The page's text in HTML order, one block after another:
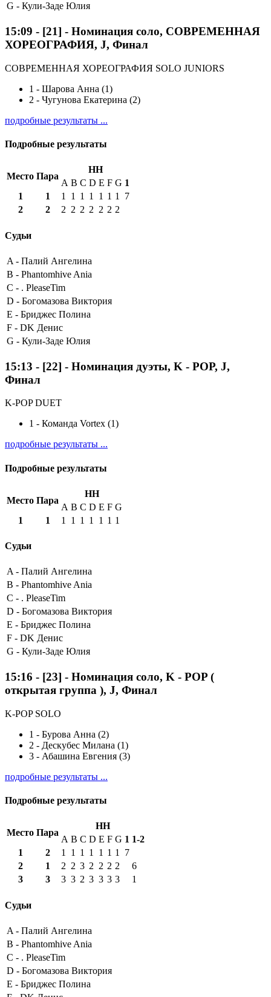
G - Кули-Заде Юлия
15:09 - [21] - Номинация соло, СОВРЕМЕННАЯ
ХОРЕОГРАФИЯ, J, Финал
СОВРЕМЕННАЯ ХОРЕОГРАФИЯ SOLO JUNIORS
1 - Шарова Анна (1)
2 - Чугунова Екатерина (2)
подробные результаты ...
Подробные результаты
Место Пара
HH
A B C D E F G 1
1
1 1 1 1 1 1 1 1
7
2
2 2 2 2 2 2 2 2
Судьи
A - Палий Ангелина
B - Phantomhive Ania
C - . PleaseTim
D - Богомазова Виктория
E - Бриджес Полина
F - DK Денис
G - Кули-Заде Юлия
15:13 - [22] - Номинация дуэты, K - POP, J,
Финал
K-POP DUET
1 - Команда Vortex (1)
подробные результаты ...
Подробные результаты
Место Пара
HH
A B C D E F G
1
1 1 1 1 1 1 1 1
Судьи
A - Палий Ангелина
B - Phantomhive Ania
C - . PleaseTim
D - Богомазова Виктория
E - Бриджес Полина
F - DK Денис
G - Кули-Заде Юлия
15:16 - [23] - Номинация соло, K - POP (
открытая группа ), J, Финал
K-POP SOLO
1 - Бурова Анна (2)
2 - Дескубес Милана (1)
3 - Абашина Евгения (3)
подробные результаты ...
Подробные результаты
Место Пара
HH
A B C D E F G 1 1-2
1
2 1 1 1 1 1 1 1
7
2
1 2 2 3 2 2 2 2
6
3
3 3 3 2 3 3 3 3 1
Судьи
A - Палий Ангелина
B - Phantomhive Ania
C - . PleaseTim
D - Богомазова Виктория
E - Бриджес Полина